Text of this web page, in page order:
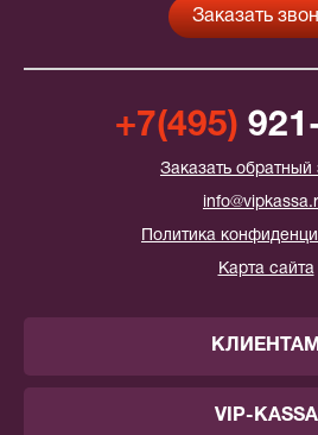
+7(495)
Заказать обратный
Политика
Карта сайта
КЛИЕНТАМ
VIP-KASSA